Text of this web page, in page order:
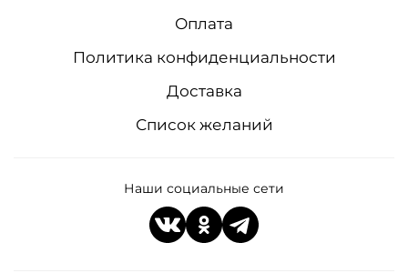
Оплата
Политика конфиденциальности
Доставка
Список желаний
Наши социальные сети